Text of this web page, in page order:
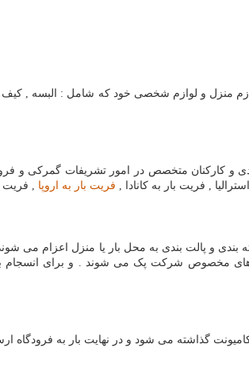
منزل و لوازم شخصی خود که شامل : البسه ,
و کارکنان متخصص در امور تشریفات گمرکی و
, فریت بار به کانادا , فریت بار به اروپا , فریت
و پالت بندی به محل بار یا منزل اعزام می
مخصوص شرکت پک می شوند . و برای انسجام
کامیونت گذاشته می شود و در نهایت بار به فرودگاه